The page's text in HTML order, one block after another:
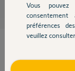
Devis avec un
Contact
Vous
préférences
veuillez